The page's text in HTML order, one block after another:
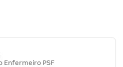
Enfermeiro PSF